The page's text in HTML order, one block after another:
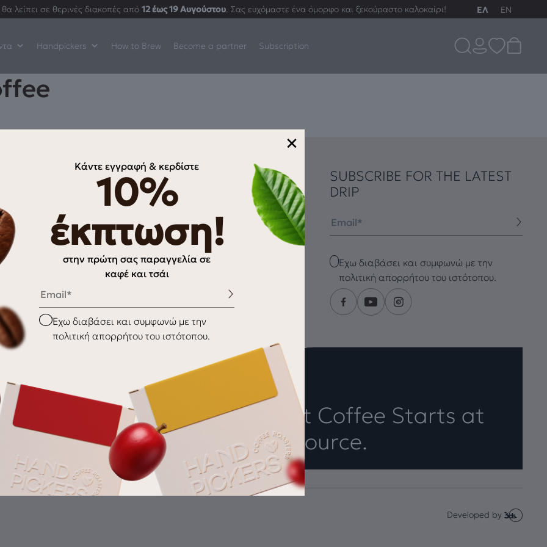
λείπει σε θερινές διακοπές από 12 έως 19 Αυγούστου. Σας ευχόμαστε ένα όμορφο και ξεκούραστο καλοκαίρι! ΕΛ EN
Handpickers How to Brew Become a partner Subscription
×
Κάντε εγγραφή & κερδίστε
10%
έκπτωση!
στην πρώτη σας παραγγελία σε
καφέ και τσάι
Email
Checkbox
Έχω διαβάσει και συμφωνώ με την
πολιτική απορρήτου του ιστότοπου.
ΠΛΗΡΟΦΟΡΊΕΣ
Ο λογαριασμός μου
Αγαπημένα
Oλοκλήρωση αγοράς
Τρόποι Πληρωμής
Επιστροφές
SUBSCRIBE FOR THE LATEST
DRIP
Checkbox
Έχω διαβάσει και συμφωνώ με την
πολιτική απορρήτου του ιστότοπου.
Great Coffee Starts at
the Source.
Developed by